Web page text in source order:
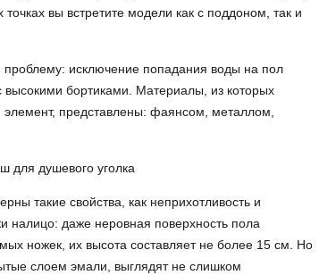
вы встретите модели как с поддоном, так и
исключение попадания воды на пол
бортиками. Материалы, из которых
элемент, представлены: фаянсом, металлом,
такие свойства, как неприхотливость и
налицо: даже неровная поверхность пола
ножек, их высота составляет не более 15 см. Но
слоем эмали, выглядят не слишком